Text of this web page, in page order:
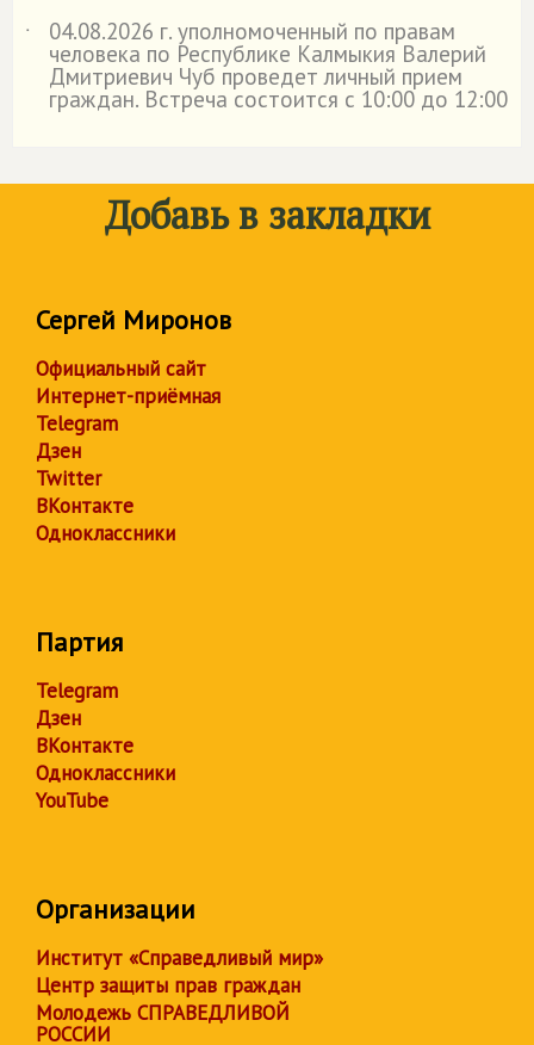
˙
04.08.2026 г. уполномоченный по правам
человека по Республике Калмыкия Валерий
Дмитриевич Чуб проведет личный прием
граждан. Встреча состоится с 10:00 до 12:00
Добавь в закладки
Сергей Миронов
Официальный сайт
Интернет-приёмная
Telegram
Дзен
Twitter
ВКонтакте
Одноклассники
Партия
Telegram
Дзен
ВКонтакте
Одноклассники
YouTube
Организации
Институт «Справедливый мир»
Центр защиты прав граждан
Молодежь СПРАВЕДЛИВОЙ
РОССИИ